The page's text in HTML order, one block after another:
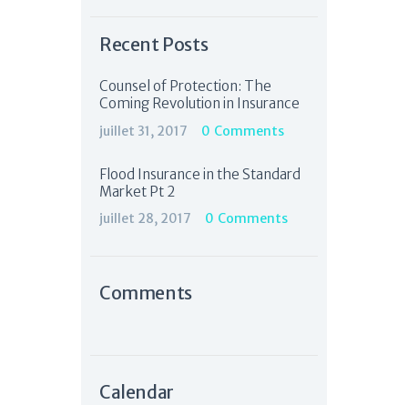
Recent Posts
Counsel of Protection: The
Coming Revolution in Insurance
juillet 31, 2017 0 Comments
Flood Insurance in the Standard
Market Pt 2
juillet 28, 2017 0 Comments
Comments
Calendar